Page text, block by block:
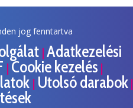
jog fenntartva
| Adatkezelési
| Cookie kezelés |
| Utolsó darabok|